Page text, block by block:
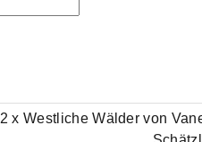
2 x Westliche Wälder von